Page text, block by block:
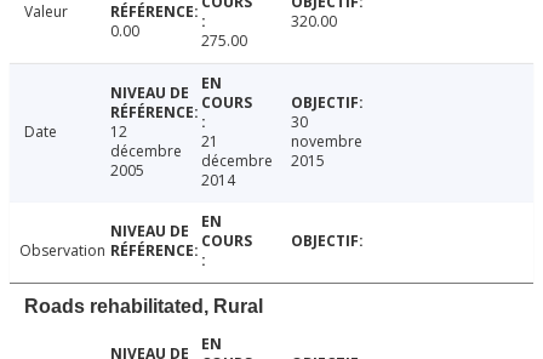
Valeur
0.00
275.00
320.00
Date
12
décembre
2005
21
décembre
2014
30
novembre
2015
Observation
Roads rehabilitated, Rural